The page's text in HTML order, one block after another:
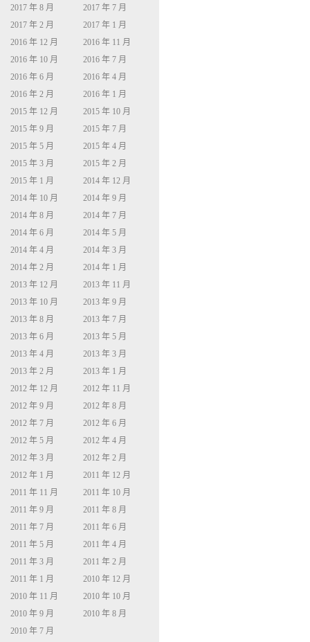
2017 年 8 月
2017 年 7 月
2017 年 2 月
2017 年 1 月
2016 年 12 月
2016 年 11 月
2016 年 10 月
2016 年 7 月
2016 年 6 月
2016 年 4 月
2016 年 2 月
2016 年 1 月
2015 年 12 月
2015 年 10 月
2015 年 9 月
2015 年 7 月
2015 年 5 月
2015 年 4 月
2015 年 3 月
2015 年 2 月
2015 年 1 月
2014 年 12 月
2014 年 10 月
2014 年 9 月
2014 年 8 月
2014 年 7 月
2014 年 6 月
2014 年 5 月
2014 年 4 月
2014 年 3 月
2014 年 2 月
2014 年 1 月
2013 年 12 月
2013 年 11 月
2013 年 10 月
2013 年 9 月
2013 年 8 月
2013 年 7 月
2013 年 6 月
2013 年 5 月
2013 年 4 月
2013 年 3 月
2013 年 2 月
2013 年 1 月
2012 年 12 月
2012 年 11 月
2012 年 9 月
2012 年 8 月
2012 年 7 月
2012 年 6 月
2012 年 5 月
2012 年 4 月
2012 年 3 月
2012 年 2 月
2012 年 1 月
2011 年 12 月
2011 年 11 月
2011 年 10 月
2011 年 9 月
2011 年 8 月
2011 年 7 月
2011 年 6 月
2011 年 5 月
2011 年 4 月
2011 年 3 月
2011 年 2 月
2011 年 1 月
2010 年 12 月
2010 年 11 月
2010 年 10 月
2010 年 9 月
2010 年 8 月
2010 年 7 月